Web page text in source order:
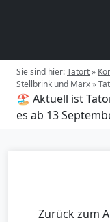
Sie sind hier:Tatort»
Stellbrink und Marx»
🏖️ Aktuell ist
es ab 13
Zurück zum